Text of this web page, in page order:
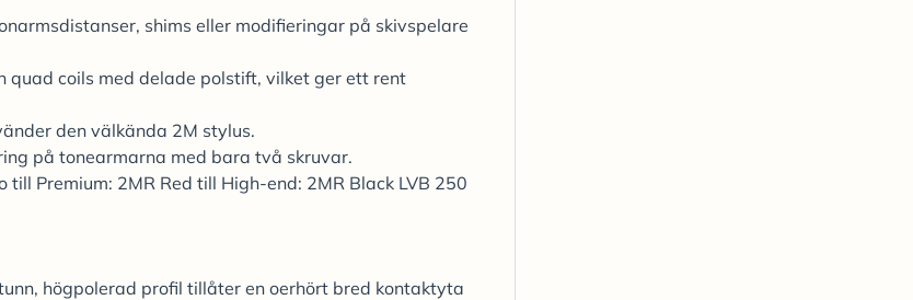
shims eller modifieringar på skivspelare
quad coils med delade polstift, vilket ger ett rent
den välkända 2M stylus.
på tonearmarna med bara två skruvar.
Premium: 2MR Red till High-end: 2MR Black LVB 250
högpolerad profil tillåter en oerhört bred kontaktyta